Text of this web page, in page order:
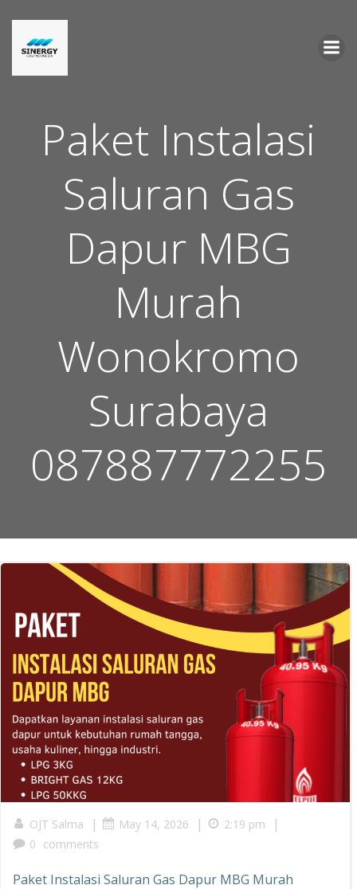
Paket Instalasi
Saluran Gas
Dapur MBG
Murah
Wonokromo
Surabaya
087887772255
OJT Salma | May 14, 2026 | 2:19 pm |
0 comments
Paket Instalasi Saluran Gas Dapur MBG Murah